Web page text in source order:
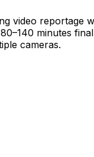
video reportage
minutes
cameras.